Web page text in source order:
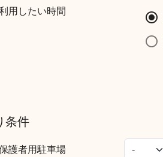
用したい時間
条件
護者用駐車場